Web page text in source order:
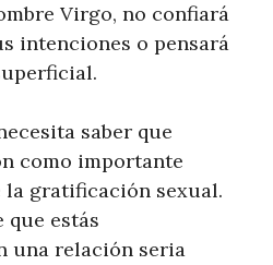
Virgo, no confiará
intenciones o pensará
saber que
como importante
la gratificación sexual.
que estás
una relación seria